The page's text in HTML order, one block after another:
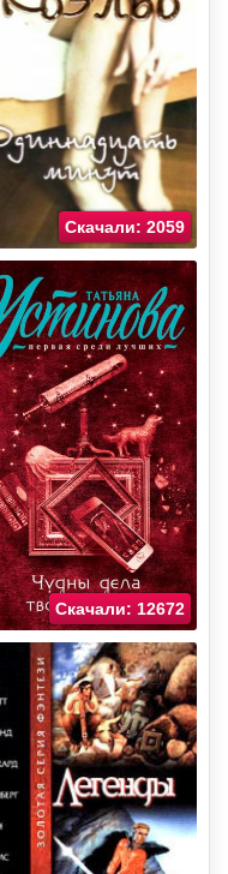
Скачали: 2059
Скачали: 12672